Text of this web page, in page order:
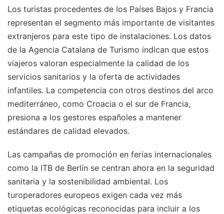
Los turistas procedentes de los Países Bajos y Francia
representan el segmento más importante de visitantes
extranjeros para este tipo de instalaciones. Los datos
de la Agencia Catalana de Turismo indican que estos
viajeros valoran especialmente la calidad de los
servicios sanitarios y la oferta de actividades
infantiles. La competencia con otros destinos del arco
mediterráneo, como Croacia o el sur de Francia,
presiona a los gestores españoles a mantener
estándares de calidad elevados.
Las campañas de promoción en ferias internacionales
como la ITB de Berlín se centran ahora en la seguridad
sanitaria y la sostenibilidad ambiental. Los
turoperadores europeos exigen cada vez más
etiquetas ecológicas reconocidas para incluir a los